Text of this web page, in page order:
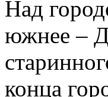
Над
южнее –
конца